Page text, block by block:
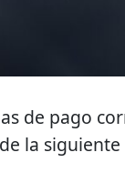
de pago
la